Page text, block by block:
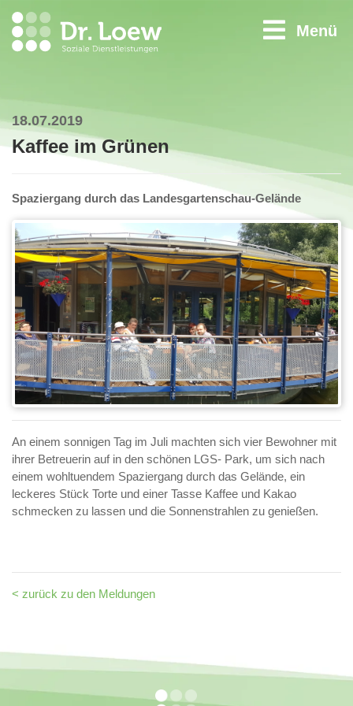
Menü
18.07.2019
Kaffee im Grünen
Spaziergang durch das Landesgartenschau-Gelände
An einem sonnigen Tag im Juli machten sich vier Bewohner mit
ihrer Betreuerin auf in den schönen LGS- Park, um sich nach
einem wohltuendem Spaziergang durch das Gelände, ein
leckeres Stück Torte und einer Tasse Kaffee und Kakao
schmecken zu lassen und die Sonnenstrahlen zu genießen.
< zurück zu den Meldungen